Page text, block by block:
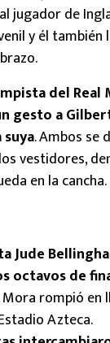
jugador de
y él también
del Real
gesto a
. Ambos se
vestidores,
en la cancha.
Jude
octavos de
rompió en
Azteca.